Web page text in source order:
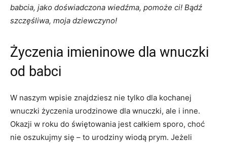
babcia, jako doświadczona wiedźma, pomoże ci! Bądź
szczęśliwa, moja dziewczyno!
Życzenia imieninowe dla wnuczki
od babci
W naszym wpisie znajdziesz nie tylko dla kochanej
wnuczki życzenia urodzinowe dla wnuczki, ale i inne.
Okazji w roku do świętowania jest całkiem sporo, choć
nie oszukujmy się – to urodziny wiodą prym. Jeżeli